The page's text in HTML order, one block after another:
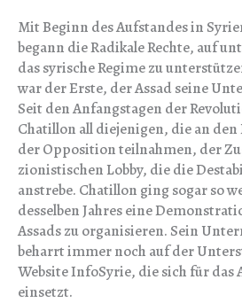
Mit Beginn des Aufstandes in
begann die Radikale Rechte, auf
das syrische Regime zu
war der Erste, der Assad seine
Seit den Anfangstagen der
Chatillon all diejenigen, die an
der Opposition teilnahmen, der
zionistischen Lobby, die die
anstrebe. Chatillon ging sogar so
desselben Jahres eine
Assads zu organisieren. Sein
beharrt immer noch auf der
Website InfoSyrie, die sich für das
einsetzt.